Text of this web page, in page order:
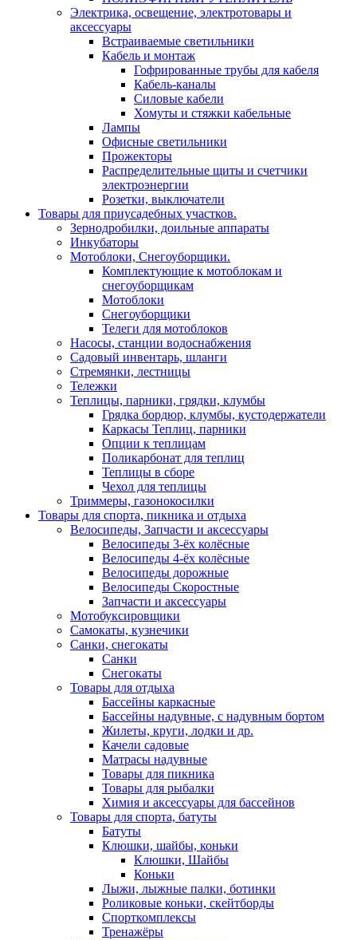
Электрика, освещение, электротовары и
аксессуары
Встраиваемые светильники
Кабель и монтаж
Гофрированные трубы для кабеля
Кабель-каналы
Силовые кабели
Хомуты и стяжки кабельные
Лампы
Офисные светильники
Прожекторы
Распределительные щиты и счетчики
электроэнергии
Розетки, выключатели
Товары для приусадебных участков.
Зернодробилки, доильные аппараты
Инкубаторы
Мотоблоки, Снегоуборщики.
Комплектующие к мотоблокам и
снегоуборщикам
Мотоблоки
Снегоуборщики
Телеги для мотоблоков
Насосы, станции водоснабжения
Садовый инвентарь, шланги
Стремянки, лестницы
Тележки
Теплицы, парники, грядки, клумбы
Грядка бордюр, клумбы, кустодержатели
Каркасы Теплиц, парники
Опции к теплицам
Поликарбонат для теплиц
Теплицы в сборе
Чехол для теплицы
Триммеры, газонокосилки
Товары для спорта, пикника и отдыха
Велосипеды, Запчасти и аксессуары
Велосипеды 3-ёх колёсные
Велосипеды 4-ёх колёсные
Велосипеды дорожные
Велосипеды Скоростные
Запчасти и аксессуары
Мотобуксировщики
Самокаты, кузнечики
Санки, снегокаты
Санки
Снегокаты
Товары для отдыха
Бассейны каркасные
Бассейны надувные, с надувным бортом
Жилеты, круги, лодки и др.
Качели садовые
Матрасы надувные
Товары для пикника
Товары для рыбалки
Химия и аксессуары для бассейнов
Товары для спорта, батуты
Батуты
Клюшки, шайбы, коньки
Клюшки, Шайбы
Коньки
Лыжи, лыжные палки, ботинки
Роликовые коньки, скейтборды
Спорткомплексы
Тренажёры